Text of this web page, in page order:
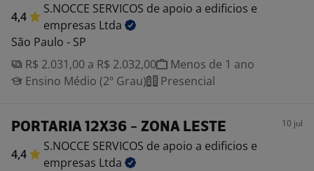
4,4
S.NOCCE SERVICOS de apoio a edificios e
empresas Ltda
São Paulo - SP
R$ 2.031,00 a R$ 2.032,00
Menos de 1 ano
Ensino Médio (2º Grau)
Presencial
PORTARIA 12X36 - ZONA LESTE 10 jul
4,4
S.NOCCE SERVICOS de apoio a edificios e
empresas Ltda